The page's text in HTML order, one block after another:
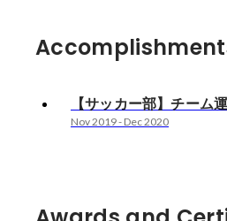
【サッカー部】チーム
Nov 2019- Dec 2020